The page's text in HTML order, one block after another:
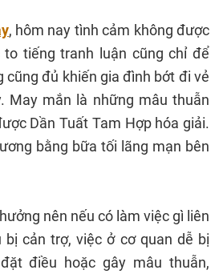
, hôm nay tình cảm không được
tiếng tranh luận cũng chỉ để
cũng đủ khiến gia đình bớt đi vẻ
May mắn là những mâu thuẫn
Dần Tuất Tam Hợp hóa giải.
bằng bữa tối lãng mạn bên
nên nếu có làm việc gì liên
cản trợ, việc ở cơ quan dễ bị
điều hoặc gây mâu thuẫn,